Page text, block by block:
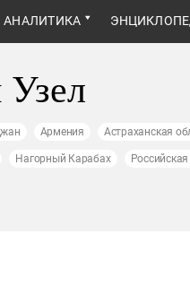
АНАЛИТИКА
Узел
Армения Астраханская
Нагорный Карабах